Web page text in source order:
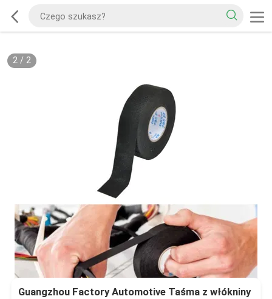
2/ 2
Guangzhou Factory Automotive Taśma z włókniny